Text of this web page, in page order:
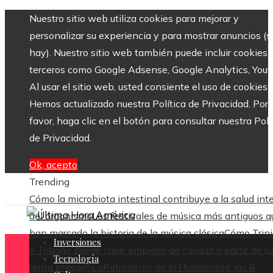
Nuestro sitio web utiliza cookies para mejorar y
personalizar su experiencia y para mostrar anuncios
hay). Nuestro sitio web también puede incluir cookies
terceros como Google Adsense, Google Analytics,
Al usar el sitio web, usted consiente el uso de cookies.
Hemos actualizado nuestra Política de Privacidad. Por
favor, haga clic en el botón para consultar nuestra
de Privacidad.
Ok, acepto
Trending
Cómo la microbiota intestinal contribuye a la salud
del organismoLos festivales de música más antiguos
han marcado la historia de la música clásicaCómo
y Tobago puede crear empleos de calidad a partir de su
renta energética Patrimonio de la Humanidad: las 8
Inversiones
Tecnología